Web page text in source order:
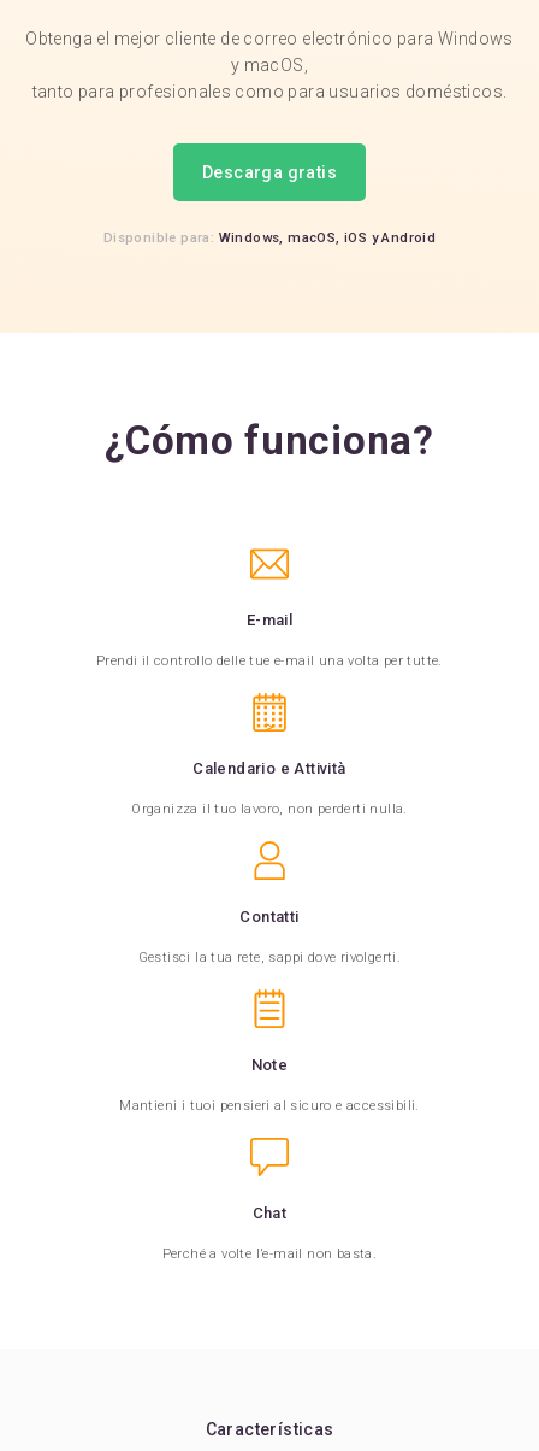
Obtenga el mejor cliente de correo electrónico para Windows
y macOS,
tanto para profesionales como para usuarios domésticos.
Descarga gratis
Disponible para: Windows, macOS, iOS y Android
¿Cómo funciona?
E-mail
Prendi il controllo delle tue e-mail una volta per tutte.
>
Calendario e Attività
Organizza il tuo lavoro, non perderti nulla.
Contatti
Gestisci la tua rete, sappi dove rivolgerti.
Note
Mantieni i tuoi pensieri al sicuro e accessibili.
Chat
Perché a volte l’e-mail non basta.
Características